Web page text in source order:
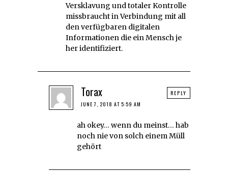
Versklavung und totaler Kontrolle
missbraucht in Verbindung mit all
den verfügbaren digitalen
Informationen die ein Mensch je
her identifiziert.
Torax
JUNE 7, 2018 AT 5:59 AM
ah okey… wenn du meinst… hab
noch nie von solch einem Müll
gehört
REPLY